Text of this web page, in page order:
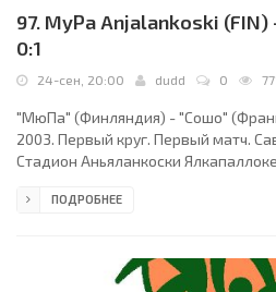
97. MyPa Anjalankoski (FIN)
0:1
24-сен, 20:00 dudd 0
"МюПа" (Финляндия) - "Сошо"
2003. Первый круг. Первый матч.
Стадион Аньяланкоски
Кристиан Золтов (Германия),
Бота, Мика Хернесниеми (Туомас
ПОДРОБНЕЕ